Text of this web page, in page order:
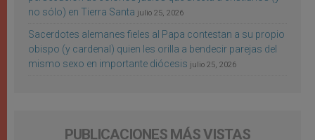
no sólo) en Tierra Santa julio 25, 2026
Sacerdotes alemanes fieles al Papa contestan a su propio
obispo (y cardenal) quien les orilla a bendecir parejas del
mismo sexo en importante diócesis julio 25, 2026
PUBLICACIONES MÁS VISTAS